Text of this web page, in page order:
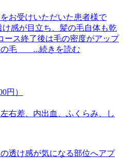
お受けいただいた患者様で
感が目立ち、髪の毛自体も乾
ース終了後は毛の密度がアップ
の毛 ...続きを読む
円）
右差、内出血、ふくらみ、し
透け感が気になる部位へアプ